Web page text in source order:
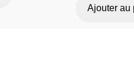
Ajouter au